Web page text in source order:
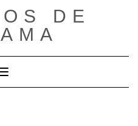
DE
Cambiar modo de navegación